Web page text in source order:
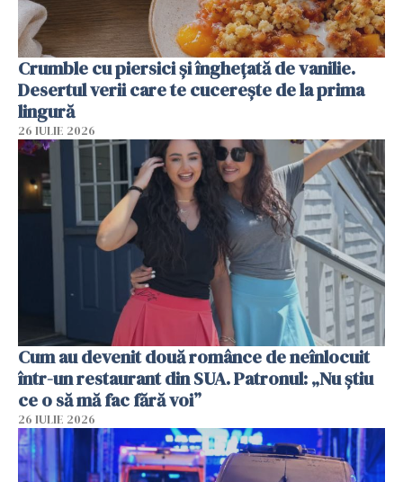
Crumble cu piersici și înghețată de vanilie.
Desertul verii care te cucerește de la prima
lingură
26 IULIE 2026
Cum au devenit două românce de neînlocuit
într-un restaurant din SUA. Patronul: „Nu știu
ce o să mă fac fără voi”
26 IULIE 2026